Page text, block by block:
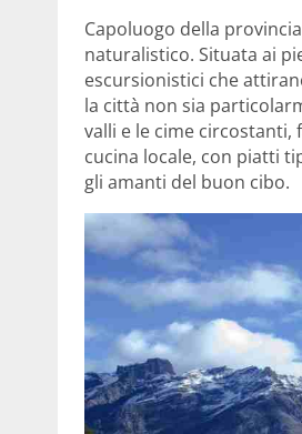
Capoluogo della
naturalistico. Situata ai
escursionistici che
la città non sia
valli e le cime circostanti,
cucina locale, con piatti
gli amanti del buon cibo.